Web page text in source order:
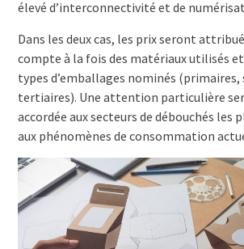
élevé d’interconnectivité et de
Dans les deux cas, les prix seront
compte à la fois des matériaux utilisés
types d’emballages nominés (primaires,
tertiaires). Une attention particulière
accordée aux secteurs de débouchés les
aux phénomènes de consommation